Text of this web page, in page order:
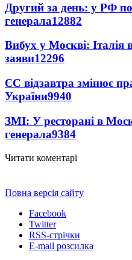
Другий за день: у РФ
генерала12882
Вибух у Москві: Італія
заяви12296
ЄС відзавтра змінює
України9940
ЗМІ: У ресторані в
генерала9384
Читати коментарі
Повна версія сайту
Facebook
Twitter
RSS-стрічки
E-mail розсилка